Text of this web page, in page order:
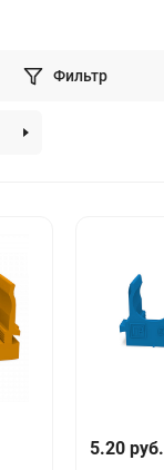
Фильтр
5.20 руб.